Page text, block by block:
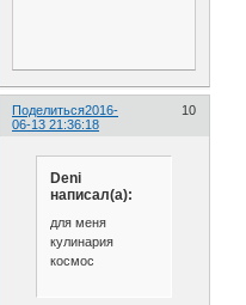
Поделиться 10
2016-
06-13 21:36:18
Deni
написал(а):
для меня
кулинария
космос